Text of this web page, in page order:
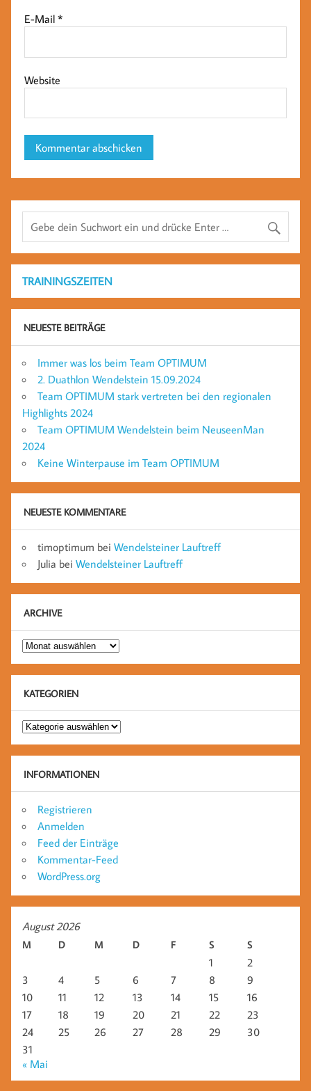
E-Mail*
Website
TRAININGSZEITEN
NEUESTE BEITRÄGE
Immer was los beim Team OPTIMUM
2. Duathlon Wendelstein 15.09.2024
Team OPTIMUM stark vertreten bei den regionalen
Highlights 2024
Team OPTIMUM Wendelstein beim NeuseenMan
2024
Keine Winterpause im Team OPTIMUM
NEUESTE KOMMENTARE
timoptimum bei Wendelsteiner Lauftreff
Julia bei Wendelsteiner Lauftreff
ARCHIVE
Archive
KATEGORIEN
Kategorien
INFORMATIONEN
Registrieren
Anmelden
Feed der Einträge
Kommentar-Feed
WordPress.org
August 2026
M D M D F S S
1
2
3
4 5 6 7 8
9
10
11 12 13 14 15
16
17
18 19 20 21 22
23
24
25 26 27 28 29
30
31
« Mai